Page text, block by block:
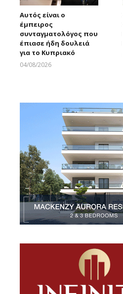
Αυτός είναι ο
έμπειρος
συνταγματολόγος που
έπιασε ήδη δουλειά
για το Κυπριακό
04/08/2026